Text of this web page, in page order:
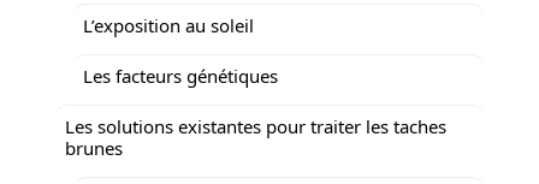
L’exposition au soleil
Les facteurs génétiques
Les solutions existantes pour traiter les taches
brunes